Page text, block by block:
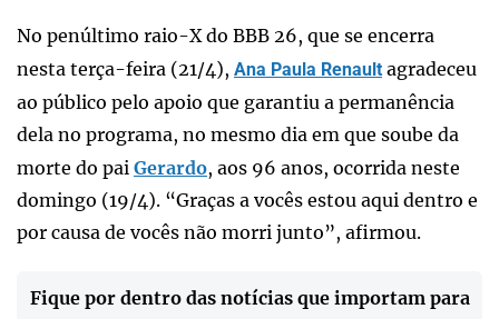
No penúltimo raio-X do BBB 26, que se encerra
nesta terça-feira (21/4), Ana Paula Renault agradeceu
ao público pelo apoio que garantiu a permanência
dela no programa, no mesmo dia em que soube da
morte do pai Gerardo, aos 96 anos, ocorrida neste
domingo (19/4). “Graças a vocês estou aqui dentro e
por causa de vocês não morri junto”, afirmou.
Fique por dentro das notícias que importam para